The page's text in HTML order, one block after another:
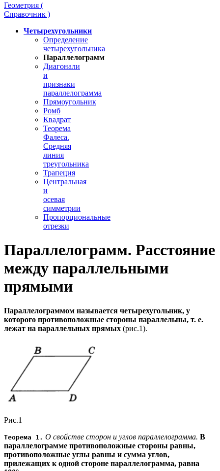
Геометрия (
Справочник )
Четырехугольники
Определение
четырехугольника
Параллелограмм
Диагонали
и
признаки
параллелограмма
Прямоугольник
Ромб
Квадрат
Теорема
Фалеса.
Средняя
линия
треугольника
Трапеция
Центральная
и
осевая
симметрии
Пропорциональные
отрезки
Параллелограмм. Расстояние
между параллельными
прямыми
Параллелограммом называется четырехугольник, у
которого противоположные стороны параллельны, т. е.
лежат на параллельных прямых (рис.1).
Рис.1
Теорема 1. О свойстве сторон и углов параллелограмма. В
параллелограмме противоположные стороны равны,
противоположные углы равны и сумма углов,
прилежащих к одной стороне параллелограмма, равна